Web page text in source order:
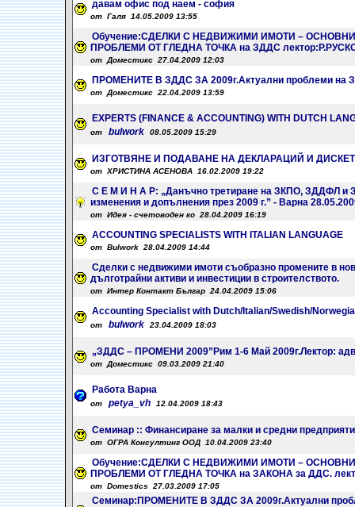
давам офис под наем - софия
от Галя 14.05.2009 13:55
Обучение:СДЕЛКИ С НЕДВИЖИМИ ИМОТИ –
ПРОБЛЕМИ ОТ ГЛЕДНА ТОЧКА на ЗДДС
от Доместикс 27.04.2009 12:03
ПРОМЕНИТЕ В ЗДДС ЗА 2009г.Актуални проблеми на
от Доместикс 22.04.2009 13:59
EXPERTS (FINANCE & ACCOUNTING) WITH DUTCH
от bulwork 08.05.2009 15:29
ИЗГОТВЯНЕ И ПОДАВАНЕ НА ДЕКЛАРАЦИЙ И
от ХРИСТИНА АСЕНОВА 16.02.2009 19:22
С Е М И Н А Р: „Данъчно третиране на ЗКПО, ЗДДФЛ и
изменения и допълнения през 2009 г.” - Варна
от Идея - счетоводен ко 28.04.2009 16:19
ACCOUNTING SPECIALISTS WITH ITALIAN LANGUAGE
от Bulwork 28.04.2009 14:44
Сделки с недвижими имоти съобразно промените в
дълготрайни активи и инвестиции в строителството.
от Интер Контакт Българ 24.04.2009 15:06
Accounting Specialist with Dutch/Italian/Swedish/
от bulwork 23.04.2009 18:03
„ЗДДС – ПРОМЕНИ 2009”Рим 1-6 Май 2009г.Лектор:
от Доместикс 09.03.2009 21:40
Работа Варна
от petya_vh 12.04.2009 18:43
Семинар :: Финансиране за малки и средни
от ОГРА Консултинг ООД 10.04.2009 23:40
Обучение:СДЕЛКИ С НЕДВИЖИМИ ИМОТИ –
ПРОБЛЕМИ ОТ ГЛЕДНА ТОЧКА на ЗАКОНА за ДДС.
от Domestics 27.03.2009 17:05
Семинар:ПРОМЕНИТЕ В ЗДДС ЗА 2009г.Актуални